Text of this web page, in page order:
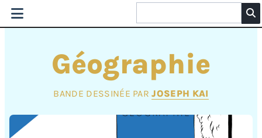
Géographie
BANDE DESSINÉE PARJOSEPH KAI